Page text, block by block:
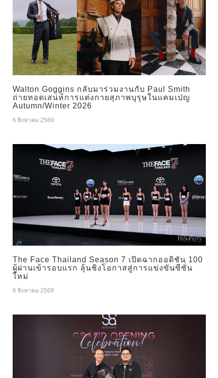
Walton Goggins กลับมาร่วมงานกับ Paul Smith
ถ่ายทอดเสน่ห์การแต่งกายสุภาพบุรุษในแคมเปญ
Autumn/Winter 2026
6 สิงหาคม 2569
The Face Thailand Season 7 เปิดฉากออดิชัน 100
ผู้ผ่านเข้ารอบแรก ลุ้นชิงโอกาสสู่การแข่งขันซีซั่น
ใหม่
6 สิงหาคม 2569